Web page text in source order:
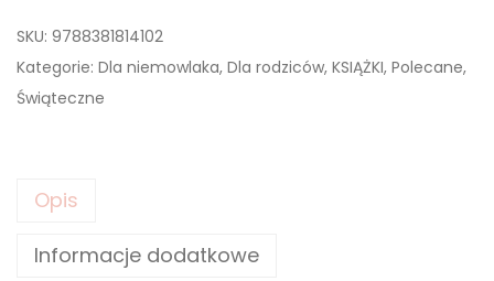
o
ś
ć
S
Ł
SKU: 9788381814102
Kategorie: Dla niemowlaka, Dla rodziców, KSIĄŻKI, Polecane,
Świąteczne
Opis
Informacje dodatkowe